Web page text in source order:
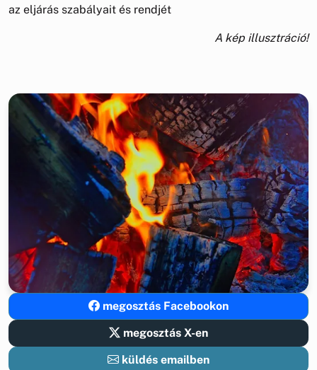
az eljárás szabályait és rendjét
A kép illusztráció!
megosztás Facebookon
megosztás X-en
küldés emailben